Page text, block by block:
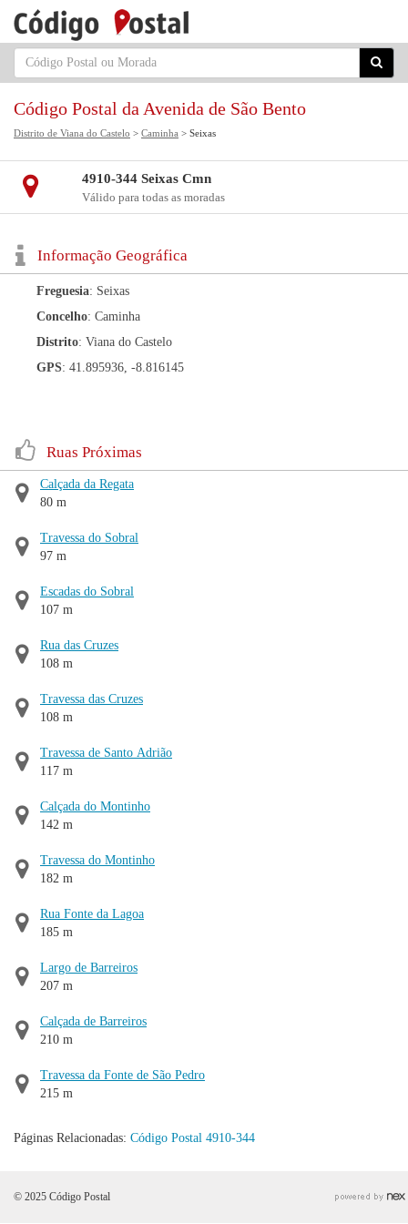
Código Postal da Avenida de São Bento
Distrito de Viana do Castelo > Caminha > Seixas
4910-344 Seixas Cmn
Válido para todas as moradas
Informação Geográfica
Freguesia: Seixas
Concelho: Caminha
Distrito: Viana do Castelo
GPS: 41.895936, -8.816145
Ruas Próximas
Calçada da Regata
80 m
Travessa do Sobral
97 m
Escadas do Sobral
107 m
Rua das Cruzes
108 m
Travessa das Cruzes
108 m
Travessa de Santo Adrião
117 m
Calçada do Montinho
142 m
Travessa do Montinho
182 m
Rua Fonte da Lagoa
185 m
Largo de Barreiros
207 m
Calçada de Barreiros
210 m
Travessa da Fonte de São Pedro
215 m
Páginas Relacionadas: Código Postal 4910-344
© 2025 Código Postal